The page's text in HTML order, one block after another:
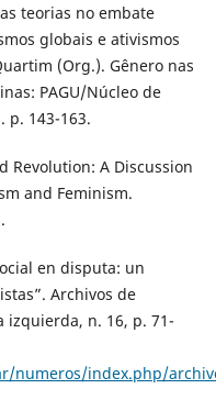
teorias no embate
globais e ativismos
(Org.). Gênero nas
PAGU/Núcleo de
p. 143-163.
Revolution: A Discussion
and Feminism.
en disputa: un
Archivos de
n. 16, p. 71-
numeros/index.php/